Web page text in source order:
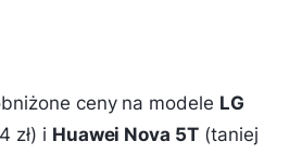
ceny na modele LG
zł) i Huawei Nova 5T (taniej